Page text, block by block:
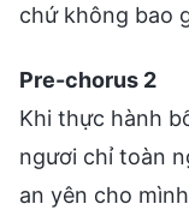
chứ không bao
Pre-chorus 2
Khi thực hành
ngươi chỉ toàn
an yên cho